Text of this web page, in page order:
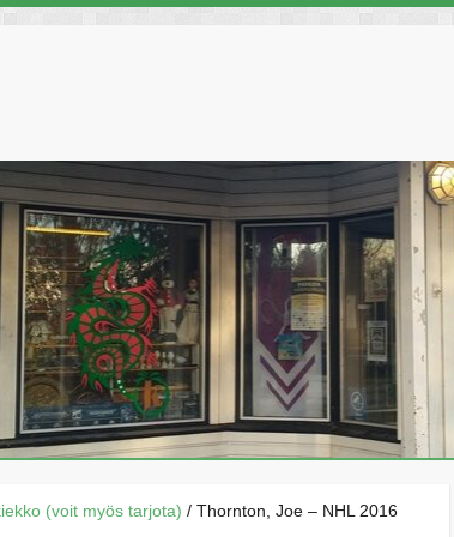
(voit myös tarjota) / Thornton, Joe – NHL 2016